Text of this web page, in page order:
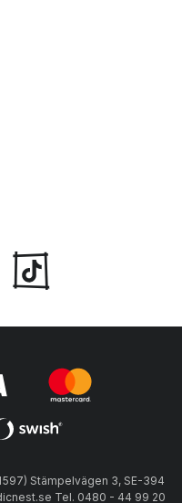
Stämpelvägen 3, SE-394
Tel. 0480 - 44 99 20